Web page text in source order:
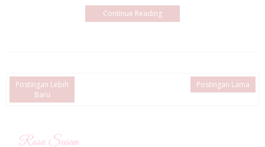
Continue Reading
Postingan Lebih
Baru
Postingan Lama